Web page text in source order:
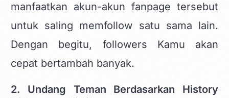
manfaatkan akun-akun fanpage tersebut
untuk saling memfollow satu sama lain.
Dengan begitu, followers Kamu akan
cepat bertambah banyak.
2. Undang Teman Berdasarkan History